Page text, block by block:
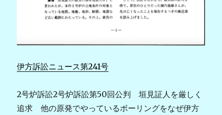
伊方訴訟ニュース第241号
2号炉訴訟2号炉訴訟第50回公判 垣見証人を厳しく
追求 他の原発でやっているボーリングをなぜ伊方